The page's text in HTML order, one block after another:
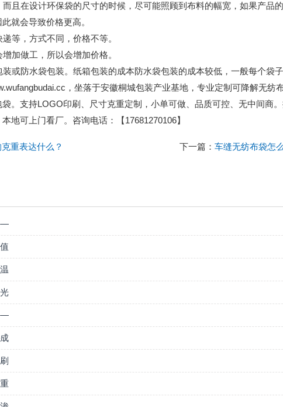
在设计环保袋的尺寸的时候，尽可能照顾到布料的幅宽，如果产品
就会导致价格更高。
，方式不同，价格不等。
做工，所以会增加价格。
防水袋包装。纸箱包装的成本防水袋包装的成本较低，一般每个袋子
，坐落于安徽桐城包装产业基地，专业定制可降解无纺
。支持LOGO印刷、尺寸克重定制，小单可做、品质可控、无中间商
地可上门看厂。咨询电话：【17681270106】
重表达什么？ 下一篇：车缝无纺布袋怎
—
—